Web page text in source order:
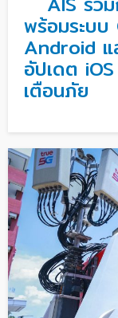
พร้อมระบ
Android แ
อัปเดต
เตือนภัย